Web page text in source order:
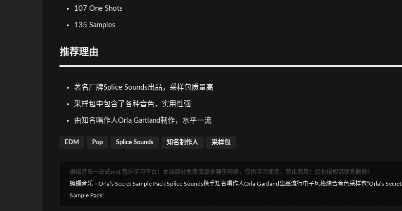
107 One Shots
135 Samples
推荐理由
著名厂牌Splice Sounds出品，采样包质量高
采样包中包含了各种音色，实用性强
由知名唱作人Orla Gartland制作，水平一流
EDM Pop Splice Sounds 知名制作人 采样包
蝙蝠音乐一站式midi音乐学习平台！本站部分免费资源来源于网络，仅供学习使用，禁止商用！如有侵权请联系删除！
蝙蝠音乐 » Orla’s Secret Sample Pack|Splice Sounds携手知名唱作人Orla Gartland出品流行电子风格综合音色采样包”Orla’s Secret
Sample Pack”